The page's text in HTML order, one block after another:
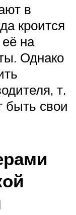
в
кроится
её на
Однако
т.
быть свои